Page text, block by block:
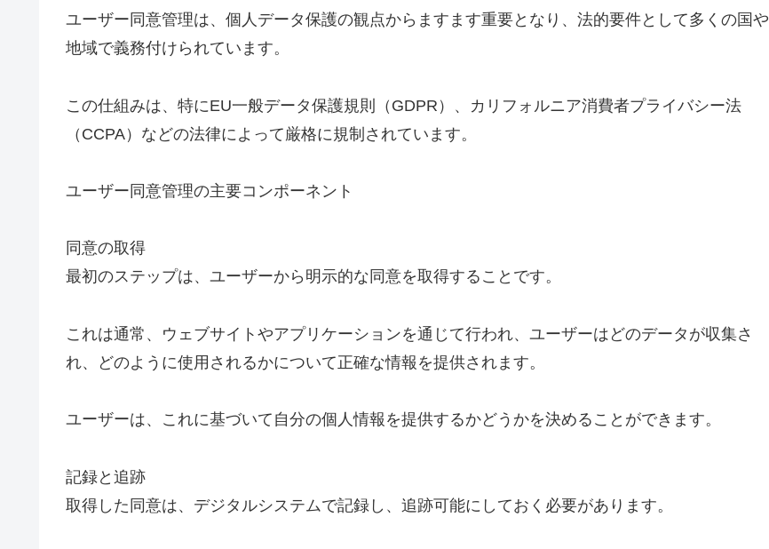
ユーザー同意管理は、個人データ保護の観点からますます重要となり、法的要件として多くの国や
地域で義務付けられています。
この仕組みは、特にEU一般データ保護規則（GDPR）、カリフォルニア消費者プライバシー法
（CCPA）などの法律によって厳格に規制されています。
ユーザー同意管理の主要コンポーネント
同意の取得
最初のステップは、ユーザーから明示的な同意を取得することです。
これは通常、ウェブサイトやアプリケーションを通じて行われ、ユーザーはどのデータが収集さ
れ、どのように使用されるかについて正確な情報を提供されます。
ユーザーは、これに基づいて自分の個人情報を提供するかどうかを決めることができます。
記録と追跡
取得した同意は、デジタルシステムで記録し、追跡可能にしておく必要があります。